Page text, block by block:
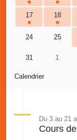
Calendrier
17 18
24 25
31 1
Du 3 au 21
Cours